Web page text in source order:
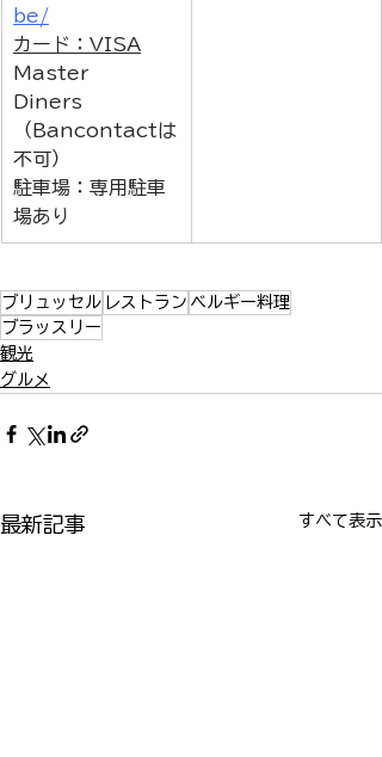
be/
カード：VISA
Master
Diners
（Bancontactは
不可）
駐車場：専用駐車
場あり
ブリュッセル レストラン ベルギー料理
ブラッスリー
観光
グルメ
最新記事 すべて表示